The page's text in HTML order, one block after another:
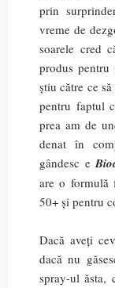
prin
vreme de
soarele cred
produs
știu către ce
pentru faptul
prea am de
denat în
gândesc e
are o formulă
50+ și pentru
Dacă aveți
dacă nu
spray-ul ăsta,